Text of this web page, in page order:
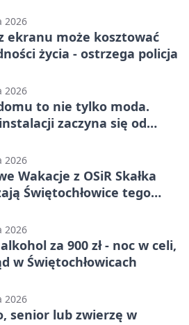
2026
ekranu może kosztować
życia - ostrzega policja
2026
to nie tylko moda.
zaczyna się od
2026
Wakacje z OSiR Skałka
Świętochłowice tego
2026
za 900 zł - noc w celi,
w Świętochłowicach
2026
senior lub zwierzę w